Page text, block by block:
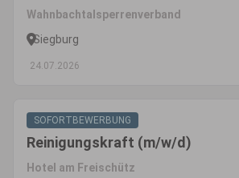
Wahnbachtalsperrenverband
Siegburg
24.07.2026
SOFORTBEWERBUNG
Reinigungskraft (m/w/d)
Hotel am Freischütz